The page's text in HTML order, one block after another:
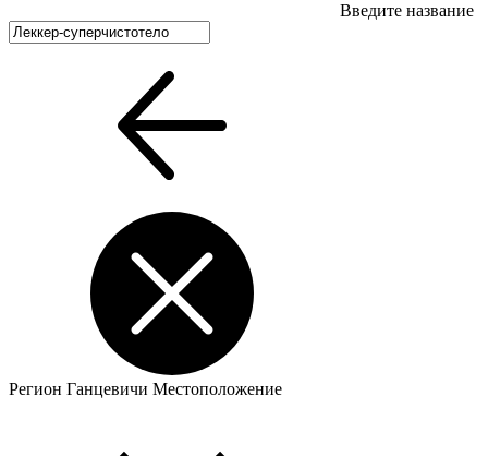
Введите название
Регион Ганцевичи Местоположение